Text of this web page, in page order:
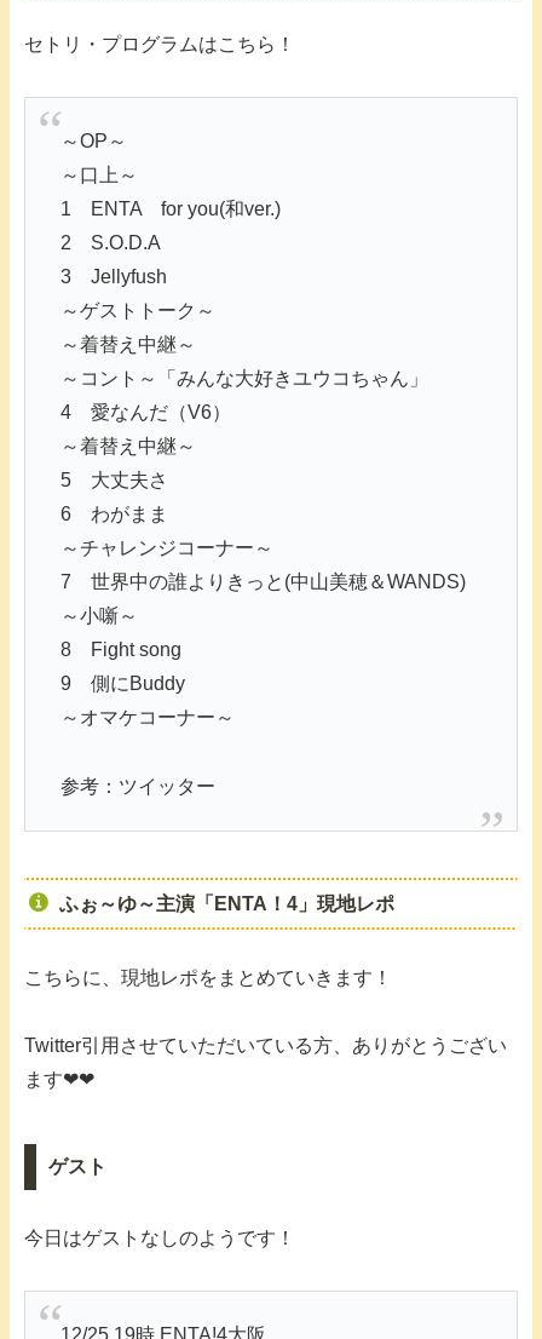
セトリ・プログラムはこちら！
～OP～
～口上～
1 ENTA for you(和ver.)
2 S.O.D.A
3 Jellyfush
～ゲストトーク～
～着替え中継～
～コント～「みんな大好きユウコちゃん」
4 愛なんだ（V6）
～着替え中継～
5 大丈夫さ
6 わがまま
～チャレンジコーナー～
7 世界中の誰よりきっと(中山美穂＆WANDS)
～小噺～
8 Fight song
9 側にBuddy
～オマケコーナー～
参考：ツイッター
ふぉ～ゆ～主演「ENTA！4」現地レポ
こちらに、現地レポをまとめていきます！
Twitter引用させていただいている方、ありがとうござい
ます❤❤
ゲスト
今日はゲストなしのようです！
12/25 19時 ENTA!4大阪